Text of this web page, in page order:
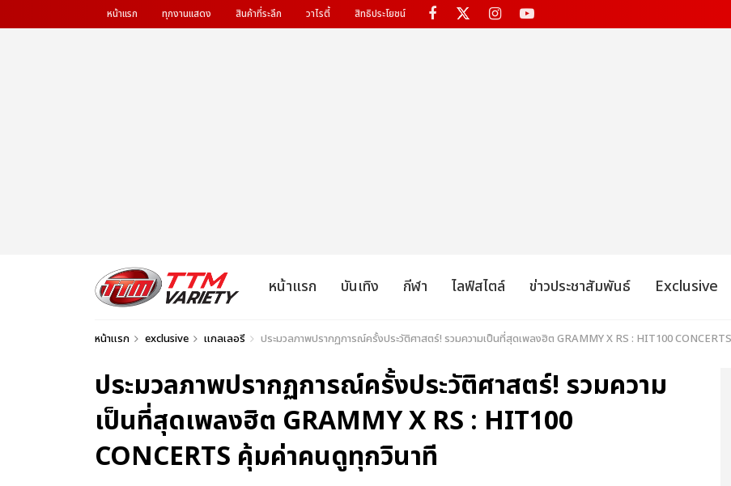
หน้าแรก ทุกงานแสดง สินค้าที่ระลึก วาไรตี้ สิทธิประโยชน์
หน้าแรก บันเทิง กีฬา ไลฟ์สไตล์ ข่าวประชาสัมพันธ์ Exclusive
หน้าแรก exclusive แกลเลอรี ประมวลภาพปรากฏการณ์ครั้งประวัติศาสตร์! รวมความเป็นที่สุดเพลงฮิต GRAMMY X RS : HIT100
ประมวลภาพปรากฏการณ์ครั้งประวัติศาสตร์! รวมความ
เป็นที่สุดเพลงฮิต GRAMMY X RS : HIT100
CONCERTS คุ้มค่าคนดูทุกวินาที